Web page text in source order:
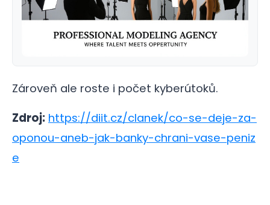
Zároveň ale roste i počet kyberútoků.
Zdroj: https://diit.cz/clanek/co-se-deje-za-
oponou-aneb-jak-banky-chrani-vase-peniz
e